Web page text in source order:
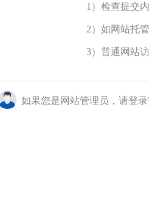
1）检查提交
2）如网站托
3）普通网站
如果您是网站管理员，请登